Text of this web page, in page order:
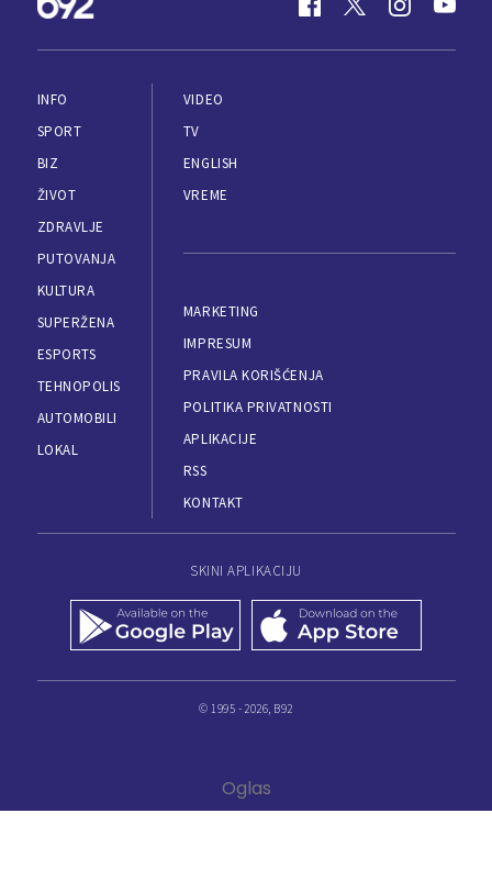
INFO
SPORT
BIZ
ŽIVOT
ZDRAVLJE
PUTOVANJA
KULTURA
SUPERŽENA
ESPORTS
TEHNOPOLIS
AUTOMOBILI
LOKAL
VIDEO
TV
ENGLISH
VREME
MARKETING
IMPRESUM
PRAVILA KORIŠĆENJA
POLITIKA PRIVATNOSTI
APLIKACIJE
RSS
KONTAKT
SKINI APLIKACIJU
© 1995 - 2026, B92